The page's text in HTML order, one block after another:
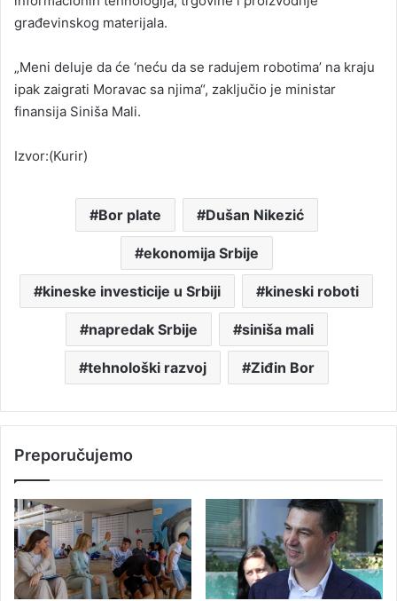
građevinskog materijala.
„Meni deluje da će ‘neću da se radujem robotima’ na kraju
ipak zaigrati Moravac sa njima“, zaključio je ministar
finansija Siniša Mali.
Izvor:(Kurir)
Bor plate Dušan Nikezić
ekonomija Srbije
kineske investicije u Srbiji kineski roboti
napredak Srbije siniša mali
tehnološki razvoj Ziđin Bor
Preporučujemo